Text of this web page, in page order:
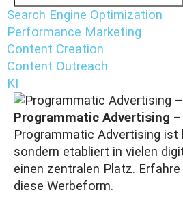
Search Engine Optimization
Performance Marketing
Content Creation
Content Outreach
KI
Programmatic Advertising
Programmatic Advertising
sondern etabliert in vielen
einen zentralen Platz.
diese Werbeform.